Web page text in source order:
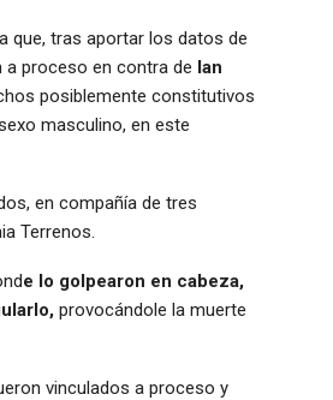
que, tras aportar los datos de
a proceso en contra de Ian
posiblemente constitutivos
masculino, en este
en compañía de tres
Terrenos.
e lo golpearon en cabeza,
provocándole la muerte
vinculados a proceso y